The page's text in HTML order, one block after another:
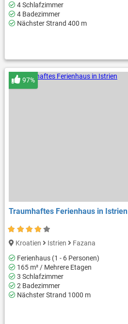
4 Schlafzimmer
4 Badezimmer
Nächster Strand 400 m
Traumhaftes Ferienhaus in Istrien
97%
Kroatien Istrien
Fazana
Ferienhaus (1 - 6 Personen)
165 m² / Mehrere Etagen
3 Schlafzimmer
2 Badezimmer
Nächster Strand 1000 m